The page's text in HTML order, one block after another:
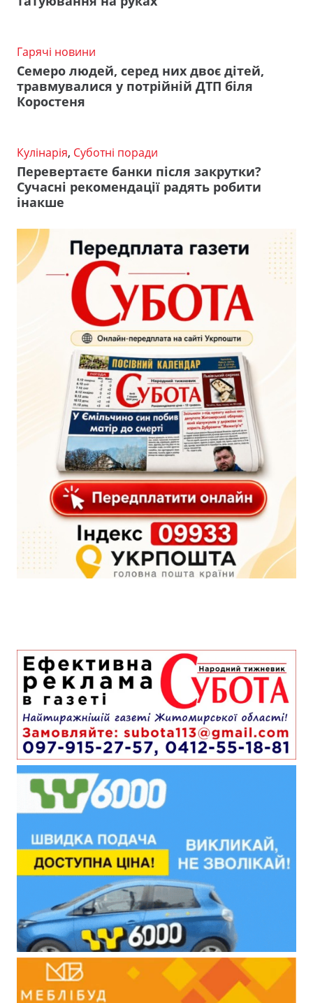
Гарячі новини
Семеро людей, серед них двоє дітей,
травмувалися у потрійній ДТП біля
Коростеня
Кулінарія, Суботні поради
Перевертаєте банки після закрутки?
Сучасні рекомендації радять робити
інакше